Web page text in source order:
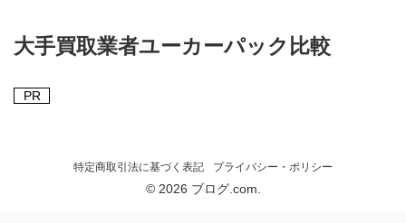
大手買取業者ユーカーパック比較
PR
特定商取引法に基づく表記 プライバシー・ポリシー
© 2026 ブログ.com.